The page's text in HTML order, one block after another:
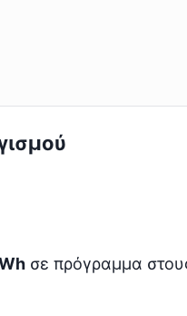
σε πρόγραμμα